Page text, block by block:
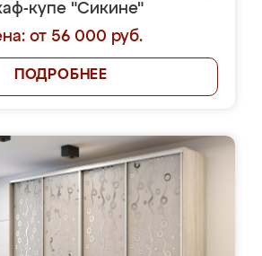
купе "Сикине"
от 56 000 руб.
ПОДРОБНЕЕ